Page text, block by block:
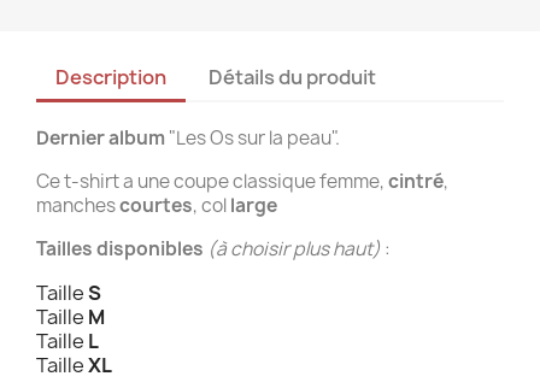
Description Détails du produit
Dernier album "Les Os sur la peau".
Ce t-shirt a une coupe classique femme,cintré,
manchescourtes, collarge
Tailles disponibles (à choisir plus haut) :
TailleS
Taille M
Taille L
TailleXL